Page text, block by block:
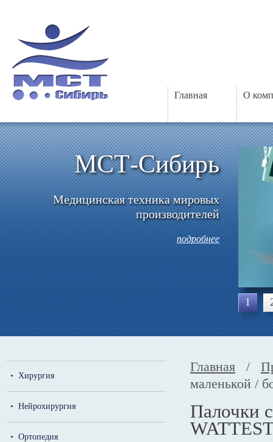
Главная О
МСТ-Сибирь
Медицинская техника мировых
производителей
подробнее
1
• Хирургия
• Нейрохирургия
• Ортопедия
Главная /
маленькой /
Палочки